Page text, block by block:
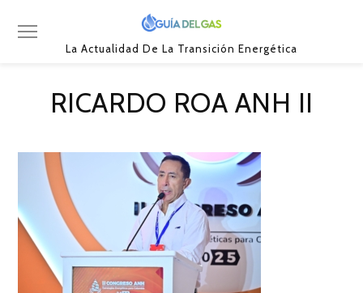
La Actualidad De La Transición Energética
RICARDO ROA ANH II